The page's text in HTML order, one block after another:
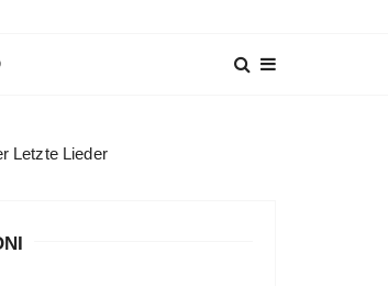
Letzte Lieder